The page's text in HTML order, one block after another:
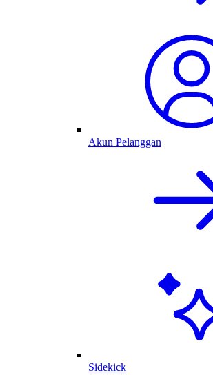
Akun Pelanggan
Sidekick